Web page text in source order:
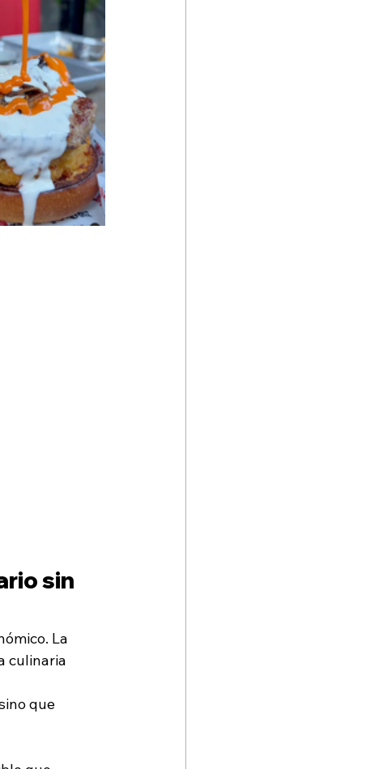
sin
La
culinaria
que